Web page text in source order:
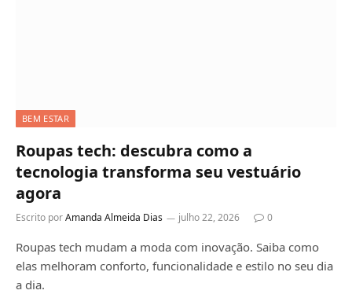
BEM ESTAR
Roupas tech: descubra como a
tecnologia transforma seu vestuário
agora
Escrito porAmanda Almeida Dias julho 22, 2026 0
Roupas tech mudam a moda com inovação. Saiba como
elas melhoram conforto, funcionalidade e estilo no seu dia
a dia.